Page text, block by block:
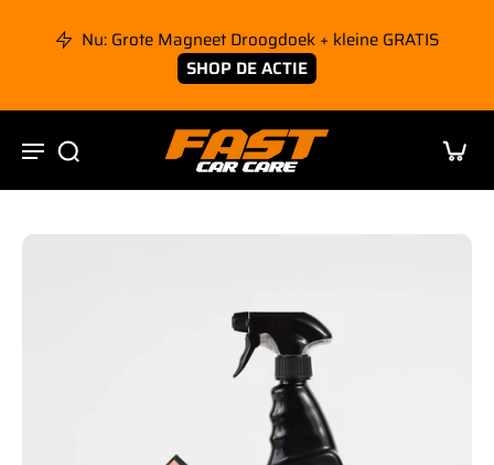
Nu: Grote Magneet Droogdoek + kleine GRATIS
SHOP DE ACTIE